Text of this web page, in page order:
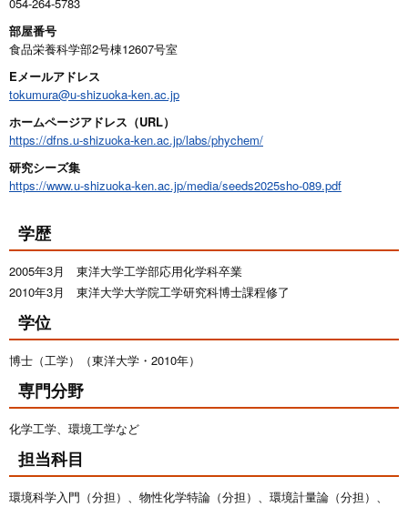
054-264-5783
部屋番号
食品栄養科学部2号棟12607号室
Eメールアドレス
tokumura@u-shizuoka-ken.ac.jp
ホームページアドレス（URL）
https://dfns.u-shizuoka-ken.ac.jp/labs/phychem/
研究シーズ集
https://www.u-shizuoka-ken.ac.jp/media/seeds2025sho-089.pdf
学歴
2005年3月 東洋大学工学部応用化学科卒業
2010年3月 東洋大学大学院工学研究科博士課程修了
学位
博士（工学）（東洋大学・2010年）
専門分野
化学工学、環境工学など
担当科目
環境科学入門（分担）、物性化学特論（分担）、環境計量論（分担）、